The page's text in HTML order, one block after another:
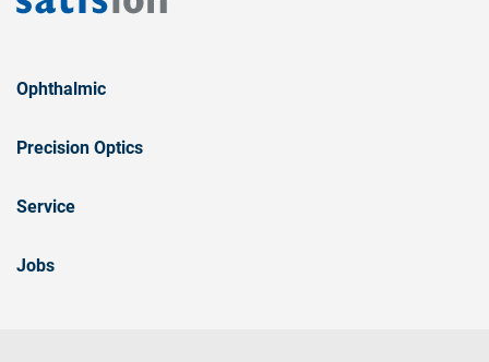
Ophthalmic
Precision Optics
Service
Jobs